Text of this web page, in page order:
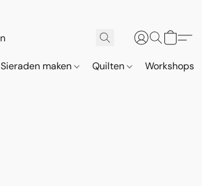
Sieraden maken Quilten Workshops